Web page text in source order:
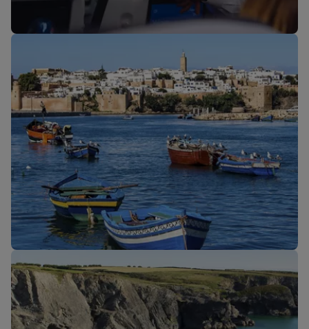
Le nostre cabine
Nuove rotte